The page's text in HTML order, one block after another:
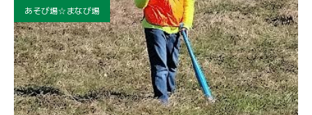
あそび場☆まなび場